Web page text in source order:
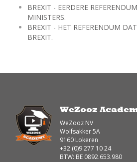
BREXIT - EERDERE
MINISTERS.
BREXIT - HET REFERENDUM
BREXIT.
WeZooz
WeZooz NV
Wolfsakker 5A
9160 Lokeren
+32 (0)9 277 10 24
BTW: BE 0892.653.980